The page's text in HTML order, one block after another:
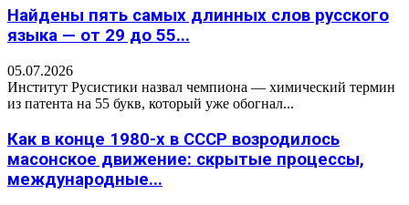
Найдены пять самых длинных слов русского
языка — от 29 до 55...
05.07.2026
Институт Русистики назвал чемпиона — химический термин
из патента на 55 букв, который уже обогнал...
Как в конце 1980-х в СССР возродилось
масонское движение: скрытые процессы,
международные...